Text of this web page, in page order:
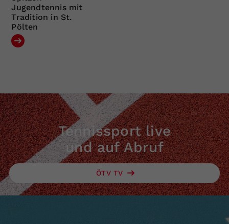
Jugendtennis mit
Tradition in St.
Pölten
Tennissport live
und auf Abruf
ÖTV TV